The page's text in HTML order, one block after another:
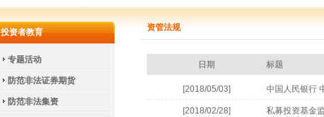
投资者教育
专题活动
防范非法证券期货
防范非法集资
资管法规
日期 标题
[2018/05/03] 中国人民银行
局关于规范金
[2018/02/28] 私募投资基金